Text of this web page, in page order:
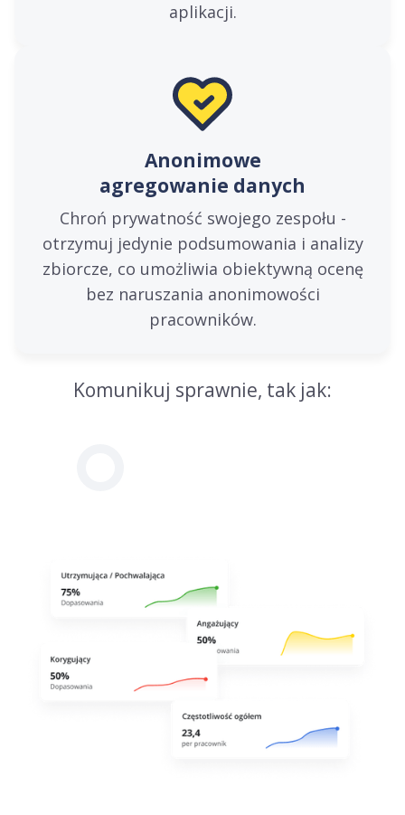
aplikacji.
Anonimowe
agregowanie danych
Chroń prywatność swojego zespołu -
otrzymuj jedynie podsumowania i analizy
zbiorcze, co umożliwia obiektywną ocenę
bez naruszania anonimowości
pracowników.
Komunikuj sprawnie, tak jak: